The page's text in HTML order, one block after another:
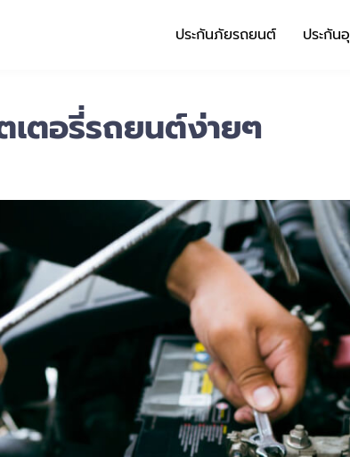
ประกันภัยรถยนต์ ประกัน
ตอรี่รถยนต์ง่ายๆ